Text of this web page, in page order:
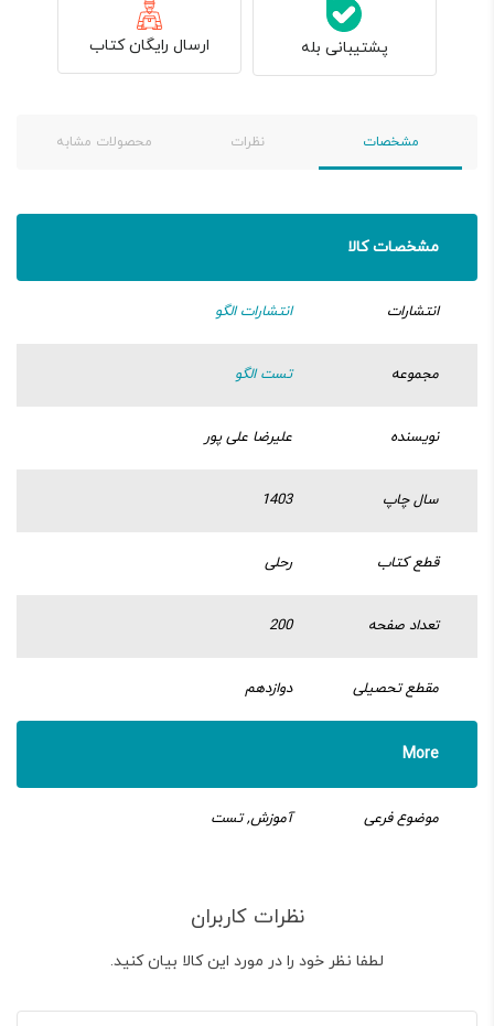
پشتیبانی بله ارسال رایگان کتاب
مشخصات نظرات محصولات مشابه
مشخصات کالا
انتشارات انتشارات الگو
مجموعه تست الگو
نویسنده علیرضا علی پور
سال چاپ 1403
قطع کتاب رحلی
تعداد صفحه 200
مقطع تحصیلی دوازدهم
More
موضوع فرعی آموزش, تست
نظرات کاربران
لطفا نظر خود را در مورد این کالا بیان کنید.